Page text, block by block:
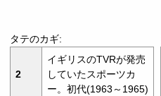
タテのカギ:
2
イギリスのTVRが発売
していたスポーツカ
ー。初代(1963～1965)